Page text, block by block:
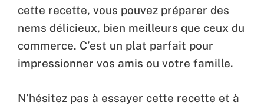
cette recette, vous pouvez préparer des
nems délicieux, bien meilleurs que ceux du
commerce. C’est un plat parfait pour
impressionner vos amis ou votre famille.
N’hésitez pas à essayer cette recette et à